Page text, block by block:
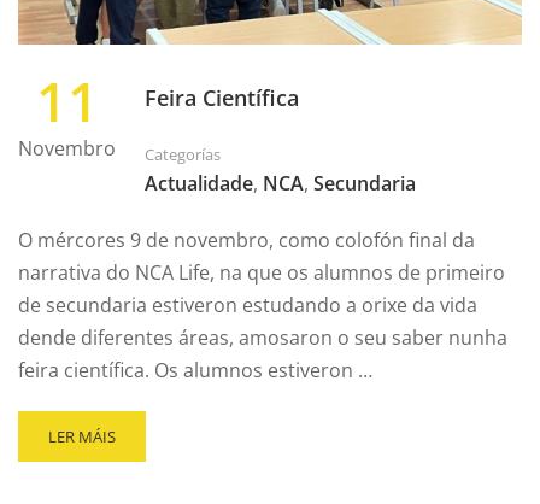
11
Novembro
Feira Científica
Categorías
Actualidade, NCA, Secundaria
O mércores 9 de novembro, como colofón final da
narrativa do NCA Life, na que os alumnos de primeiro
de secundaria estiveron estudando a orixe da vida
dende diferentes áreas, amosaron o seu saber nunha
feira científica. Os alumnos estiveron …
LER MÁIS